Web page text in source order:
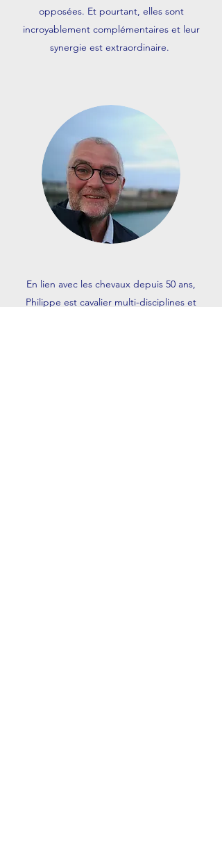
opposées. Et pourtant, elles sont
incroyablement complémentaires et leur
synergie est extraordinaire.
En lien avec les chevaux depuis 50 ans,
Philippe est cavalier multi-disciplines et